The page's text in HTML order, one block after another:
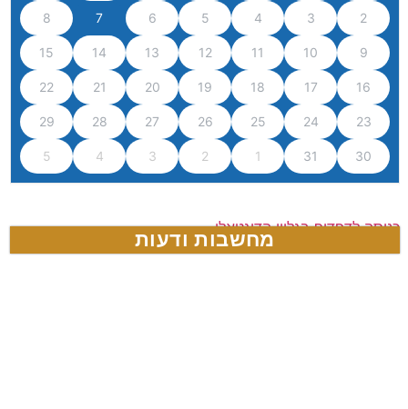
2
3
4
5
6
7
8
9
10
11
12
13
14
15
16
17
18
19
20
21
22
23
24
25
26
27
28
29
30
31
1
2
3
4
5
כניסה לדפדוף בגליון הדיגטאלי
מחשבות ודעות